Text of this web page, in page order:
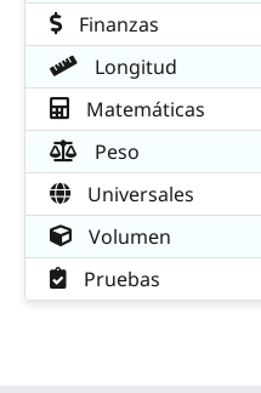
Finanzas
Longitud
Matemáticas
Peso
Universales
Volumen
Pruebas